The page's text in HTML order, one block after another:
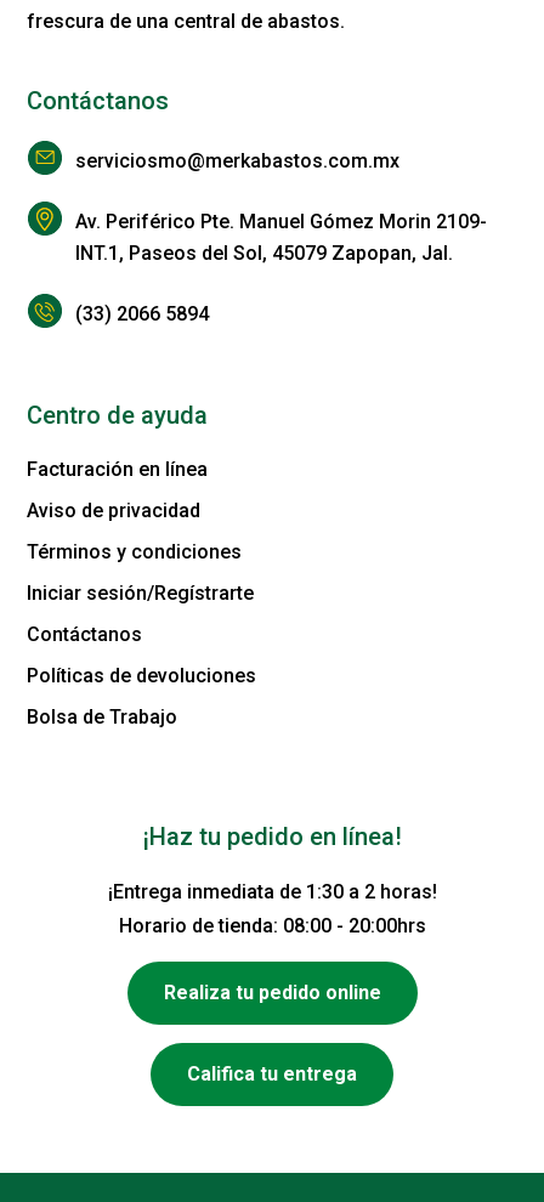
frescura de una central de abastos.
Contáctanos
serviciosmo@merkabastos.com.mx
Av. Periférico Pte. Manuel Gómez Morin 2109-
INT.1, Paseos del Sol, 45079 Zapopan, Jal.
(33) 2066 5894
Centro de ayuda
Facturación en línea
Aviso de privacidad
Términos y condiciones
Iniciar sesión/Regístrarte
Contáctanos
Políticas de devoluciones
Bolsa de Trabajo
¡Haz tu pedido en línea!
¡Entrega inmediata de 1:30 a 2 horas!
Horario de tienda: 08:00 - 20:00hrs
Realiza tu pedido online
Califica tu entrega